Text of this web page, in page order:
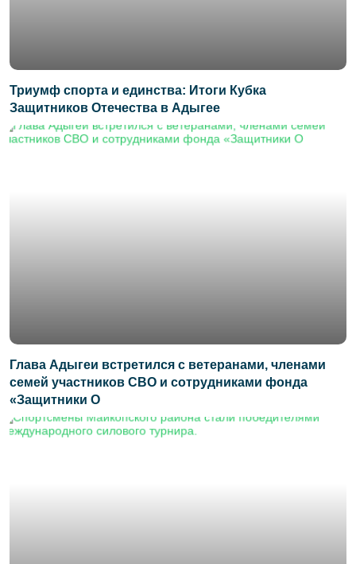
Триумф спорта и единства: Итоги Кубка
Защитников Отечества в Адыгее
Глава Адыгеи встретился с ветеранами, членами
семей участников СВО и сотрудниками фонда
«Защитники О